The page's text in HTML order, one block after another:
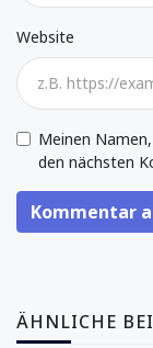
Website
Meinen
den nächsten
Kommentar
ÄHNLICHE